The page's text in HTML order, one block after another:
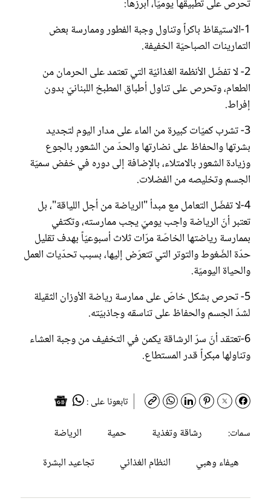
تحرص على تطبيقها يوميّاً، أبرزها:
1-الاستيقاظ باكراً وتناول وجبة الفطور وممارسة بعض
التمارينات الصباحيّة الخفيفة.
2- لا تفضّل الأنظمة الغذائيّة التي تعتمد على الحرمان من
الطعام، وتحرص على تناول أطباق المطبخ اللبنانيّ بدون
إفراط.
3- تشرب كميّات كبيرة من الماء على مدار اليوم لتجديد
بشرتها والحفاظ على نضارتها والحدّ من الشعور بالجوع
وزيادة الشعور بالامتلاء، بالإضافة إلى دوره في خفض سميّة
الجسم وتخليصه من الفضلات.
4-لا تفضّل التعامل مع مبدأ "الرياضة من أجل اللياقة"، بل
تعتبر أنّ الرياضة واجب يوميّ يجب ممارسته، وتكتفي
بممارسة رياضتها الخاصّة مرّات ثلاث أسبوعيّاً بهدف تقليل
حدّة الضّغوط والتوتر التي تتعرّض إليها، بسبب تحدّيات العمل
والحياة اليوميّة.
5- تحرص بشكل خاصّ على ممارسة رياضة الأوزان الثقيلة
لشدّ الجسم والحفاظ على تناسقه وجاذبيّته.
6-تعتقد أنّ سرّ الرشاقة يكمن في التخفيف من وجبة العشاء
وتناولها مبكراً قدر المستطاع.
تابعونا على :
سمات:
رشاقة وتغذية حمية
الرياضة
هيفاء وهبي
النظام الغذائي تجاعيد البشرة
عروس سيدتي
مجلة سيدتي
غلاف رفمي